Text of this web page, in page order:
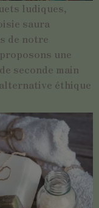
ludiques,
saura
de notre
une
seconde main
éthique